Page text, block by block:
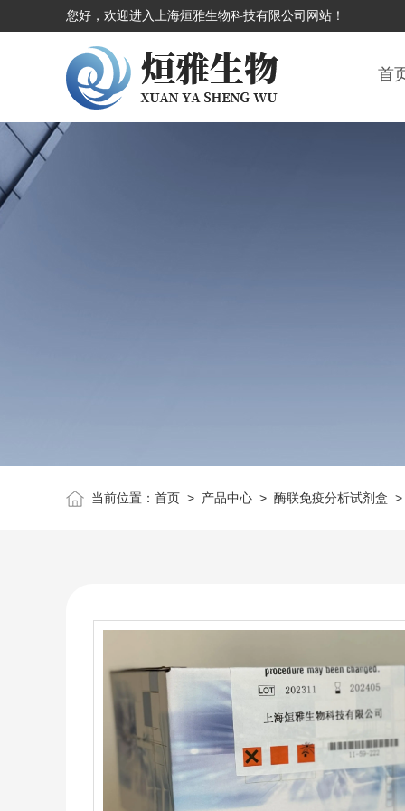
您好，欢迎进入上海烜雅生物科技有限公司网站！
首
当前位置： 首页> 产品中心> 酶联免疫分析试剂盒